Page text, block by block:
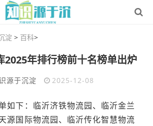
淀 > 百科>
2025年排行榜前十名榜单出炉
源于沉淀 2025-12-08
如下：临沂济铁物流园、临沂金兰
源国际物流园、临沂传化智慧物流